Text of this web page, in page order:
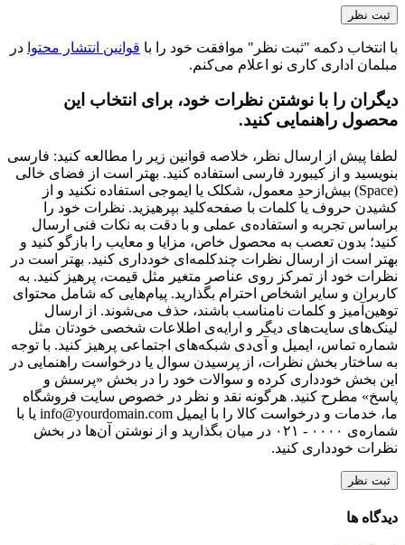
با انتخاب دکمه "ثبت نظر" موافقت خود را با قوانین انتشار محتوا در
مبلمان اداری کاری نو اعلام می‌کنم.
دیگران را با نوشتن نظرات خود، برای انتخاب این
محصول راهنمایی کنید.
لطفا پیش از ارسال نظر، خلاصه قوانین زیر را مطالعه کنید: فارسی
بنویسید و از کیبورد فارسی استفاده کنید. بهتر است از فضای خالی
(Space) بیش‌از‌حدِ معمول، شکلک یا ایموجی استفاده نکنید و از
کشیدن حروف یا کلمات با صفحه‌کلید بپرهیزید. نظرات خود را
براساس تجربه و استفاده‌ی عملی و با دقت به نکات فنی ارسال
کنید؛ بدون تعصب به محصول خاص، مزایا و معایب را بازگو کنید و
بهتر است از ارسال نظرات چندکلمه‌‌ای خودداری کنید. بهتر است در
نظرات خود از تمرکز روی عناصر متغیر مثل قیمت، پرهیز کنید. به
کاربران و سایر اشخاص احترام بگذارید. پیام‌هایی که شامل محتوای
توهین‌آمیز و کلمات نامناسب باشند، حذف می‌شوند. از ارسال
لینک‌های سایت‌های دیگر و ارایه‌ی اطلاعات شخصی خودتان مثل
شماره تماس، ایمیل و آی‌دی شبکه‌های اجتماعی پرهیز کنید. با توجه
به ساختار بخش نظرات، از پرسیدن سوال یا درخواست راهنمایی در
این بخش خودداری کرده و سوالات خود را در بخش «پرسش و
پاسخ» مطرح کنید. هرگونه نقد و نظر در خصوص سایت فروشگاه
ما، خدمات و درخواست کالا را با ایمیل info@yourdomain.com یا با
شماره‌ی ۰۰۰۰ - ۰۲۱ در میان بگذارید و از نوشتن آن‌ها در بخش
نظرات خودداری کنید.
ثبت نظر
دیدگاه ها